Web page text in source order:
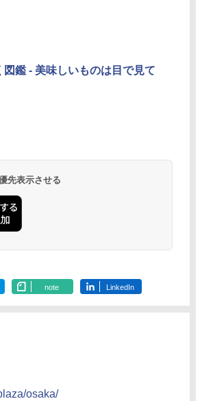
鑑 - 美味しいものは目で見て
先表示させる
note LinkedIn
osaka/